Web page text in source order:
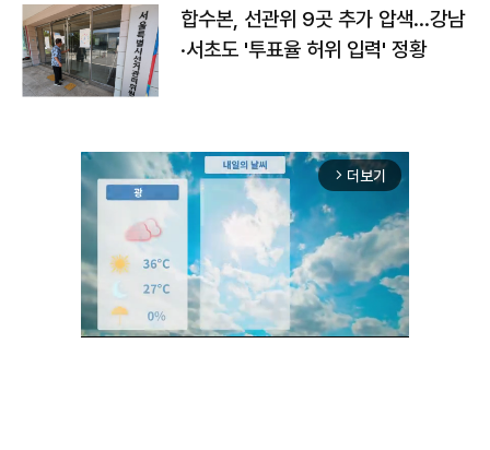
합수본, 선관위 9곳 추가 압색…강남
·서초도 '투표율 허위 입력' 정황
arrow_forward_ios 더보기